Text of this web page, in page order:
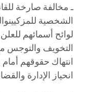
ـ مخالفة صارخة
الشخصية
لوائح أسمائهم
التخويف والتوجس
انتهاك حقوقهم
انحياز الإدارة